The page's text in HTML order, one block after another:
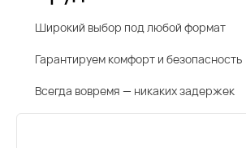
Широкий выбор под любой формат
Гарантируем комфорт и безопасность
Всегда вовремя — никаких задержек